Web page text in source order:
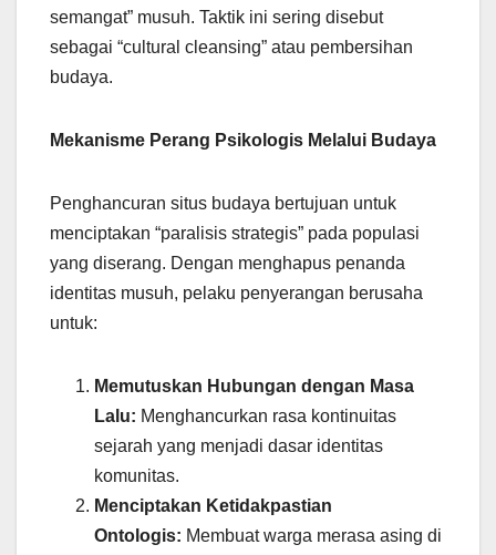
semangat” musuh. Taktik ini sering disebut
sebagai “cultural cleansing” atau pembersihan
budaya.
Mekanisme Perang Psikologis Melalui Budaya
Penghancuran situs budaya bertujuan untuk
menciptakan “paralisis strategis” pada populasi
yang diserang. Dengan menghapus penanda
identitas musuh, pelaku penyerangan berusaha
untuk:
Memutuskan Hubungan dengan Masa
Lalu: Menghancurkan rasa kontinuitas
sejarah yang menjadi dasar identitas
komunitas.
Menciptakan Ketidakpastian
Ontologis: Membuat warga merasa asing di